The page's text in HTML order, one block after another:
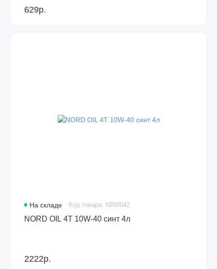
629р.
На складе Код товара: NRM042
NORD OIL 4Т 10W-40 синт 4л
2222р.